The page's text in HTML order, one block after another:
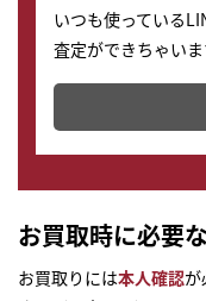
いつも使っている
査定ができちゃい
どこからでもすぐ
お買取時に必要
お買取りには本人確認